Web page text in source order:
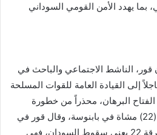
بما يهدد الأمن القومي السوداني
الناشط الاجتماعي والباحث في
إلى القيادة العامة للقوات المسلحة
البرهان، محذراً من خطورة
الأوضاع التي تواجهها الفرقة (22) مشاة في بابنوسة، وقال قور في
إفادته للكرامة إن سقوط الفرقة 22 يعني سقوط السودان، فهي